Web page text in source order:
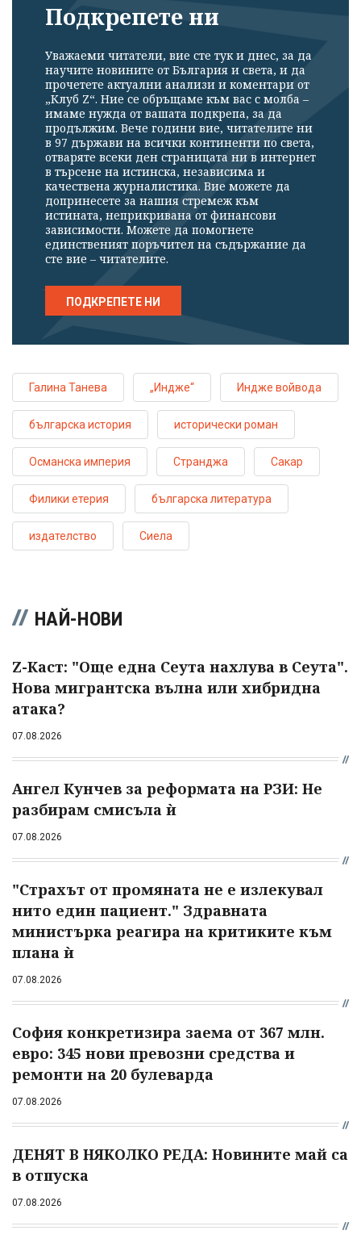
Подкрепете ни
Уважаеми читатели, вие сте тук и днес, за да
научите новините от България и света, и да
прочетете актуални анализи и коментари от
„Клуб Z“. Ние се обръщаме към вас с молба –
имаме нужда от вашата подкрепа, за да
продължим. Вече години вие, читателите ни
в 97 държави на всички континенти по света,
отваряте всеки ден страницата ни в интернет
в търсене на истинска, независима и
качествена журналистика. Вие можете да
допринесете за нашия стремеж към
истината, неприкривана от финансови
зависимости. Можете да помогнете
единственият поръчител на съдържание да
сте вие – читателите.
ПОДКРЕПЕТЕ НИ
Галина Танева „Индже“ Индже войвода
българска история исторически роман
Османска империя Странджа Сакар
Филики етерия българска литература
издателство Сиела
НАЙ-НОВИ
Z-Каст: "Още една Сеута нахлува в Сеута".
Нова мигрантска вълна или хибридна
атака?
07.08.2026
Ангел Кунчев за реформата на РЗИ: Не
разбирам смисъла ѝ
07.08.2026
"Страхът от промяната не е излекувал
нито един пациент." Здравната
министърка реагира на критиките към
плана ѝ
07.08.2026
София конкретизира заема от 367 млн.
евро: 345 нови превозни средства и
ремонти на 20 булеварда
07.08.2026
ДЕНЯТ В НЯКОЛКО РЕДА: Новините май са
в отпуска
07.08.2026